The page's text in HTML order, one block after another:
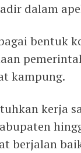
dalam
bentuk
kampung.
kerja
berjalan